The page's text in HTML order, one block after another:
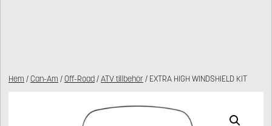
Hem /Can-Am /Off-Road/ATV tillbehör / EXTRA HIGH WINDSHIELD KIT